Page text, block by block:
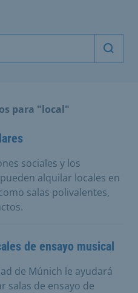
para "local"
sociales y los
alquilar locales en
salas polivalentes,
de ensayo musical
de Múnich le ayudará
salas de ensayo de